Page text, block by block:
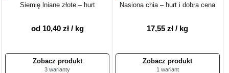
Siemię lniane złote – hurt
od 10,40 zł / kg
3 warianty
Nasiona chia – hurt i dobra cena
17,55 zł / kg
1 wariant